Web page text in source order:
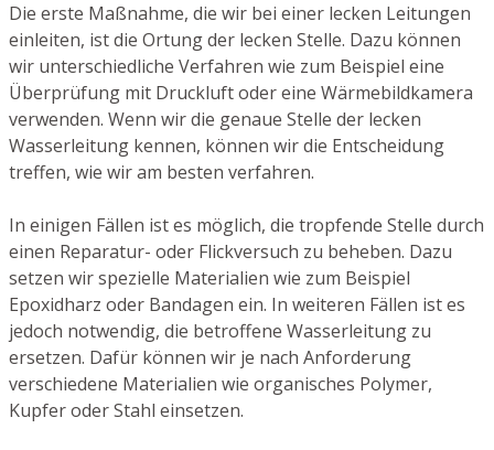
Die erste Maßnahme, die wir bei einer lecken Leitungen
einleiten, ist die Ortung der lecken Stelle. Dazu können
wir unterschiedliche Verfahren wie zum Beispiel eine
Überprüfung mit Druckluft oder eine Wärmebildkamera
verwenden. Wenn wir die genaue Stelle der lecken
Wasserleitung kennen, können wir die Entscheidung
treffen, wie wir am besten verfahren.
In einigen Fällen ist es möglich, die tropfende Stelle durch
einen Reparatur- oder Flickversuch zu beheben. Dazu
setzen wir spezielle Materialien wie zum Beispiel
Epoxidharz oder Bandagen ein. In weiteren Fällen ist es
jedoch notwendig, die betroffene Wasserleitung zu
ersetzen. Dafür können wir je nach Anforderung
verschiedene Materialien wie organisches Polymer,
Kupfer oder Stahl einsetzen.